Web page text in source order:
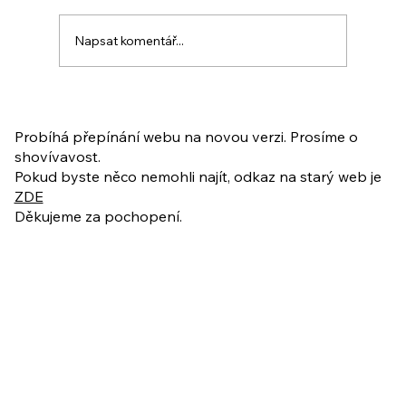
ukázkové lekce
Napsat komentář...
Probíhá přepínání webu na novou verzi. Prosíme o
shovívavost.
Pokud byste něco nemohli najít, odkaz na starý web je
ZDE
Děkujeme za pochopení.